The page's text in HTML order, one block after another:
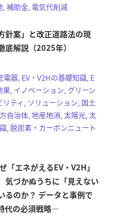
補助金, 電気代削減
針案」と改正道路法の現
底解説（2025年）
電器, EV・V2Hの基礎知識, E
, イノベーション, グリーン
ティ, ソリューション, 国土
自治体, 地産地消, 太陽光, 太
, 脱炭素・カーボンニュート
「エネがえるEV・V2H」
気づかぬうちに「見えない
るのか？ データと事例で
代の必須戦略―